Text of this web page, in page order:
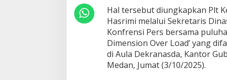
l
a
b
o
r
a
s
Hal tersebut diungkapkan Plt
Hasrimi melalui Sekretaris
Konfrensi Pers bersama
Dimension Over Load’ yang
di Aula Dekranasda, Kantor
Medan, Jumat (3/10/2025).